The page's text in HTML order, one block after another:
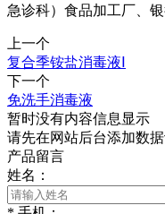
急诊科）食品加工厂、
上一个
复合季铵盐消毒液Ⅰ
下一个
免洗手消毒液
暂时没有内容信息显示
请先在网站后台添加数据
产品留言
姓名：